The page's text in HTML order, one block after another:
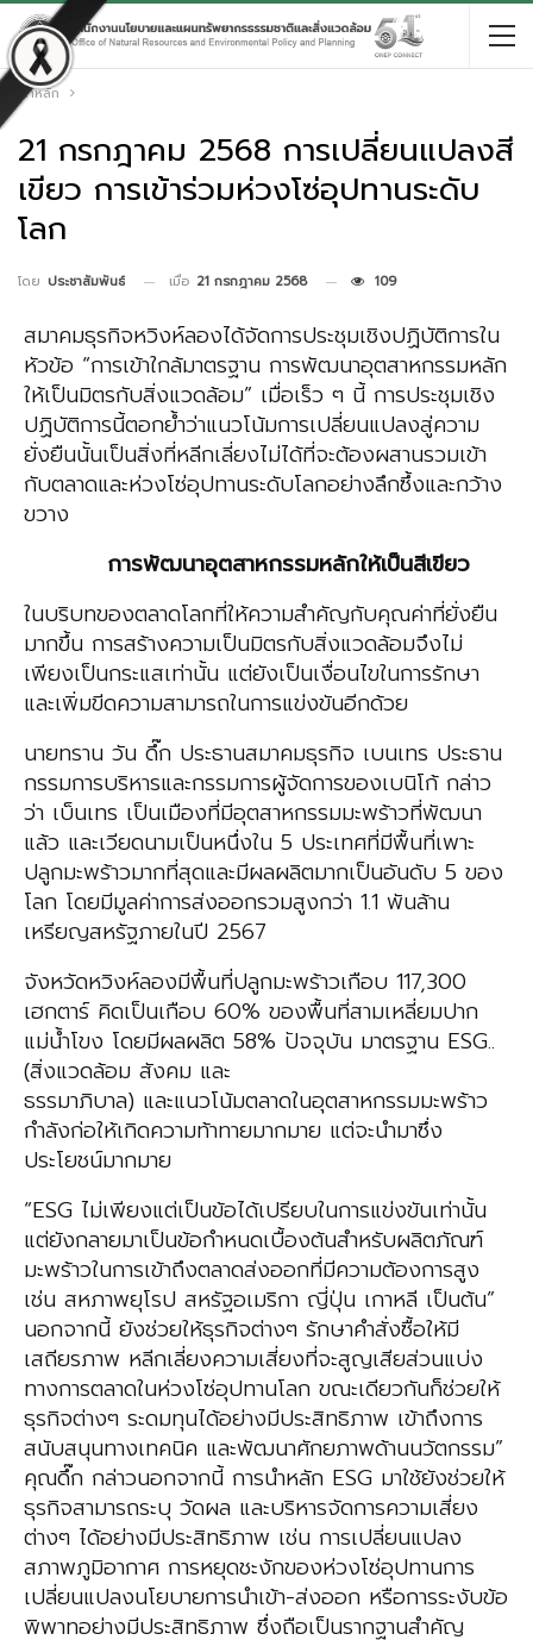
หน้าหลัก
21 กรกฎาคม 2568 การเปลี่ยนแปลงสี
เขียว การเข้าร่วมห่วงโซ่อุปทานระดับ
โลก
โดย ประชาสัมพันธ์ เมื่อ 21 กรกฎาคม 2568 109
สมาคมธุรกิจหวิงห์ลองได้จัดการประชุมเชิงปฏิบัติการใน
หัวข้อ “การเข้าใกล้มาตรฐาน การพัฒนาอุตสาหกรรมหลัก
ให้เป็นมิตรกับสิ่งแวดล้อม” เมื่อเร็ว ๆ นี้ การประชุมเชิง
ปฏิบัติการนี้ตอกย้ำว่าแนวโน้มการเปลี่ยนแปลงสู่ความ
ยั่งยืนนั้นเป็นสิ่งที่หลีกเลี่ยงไม่ได้ที่จะต้องผสานรวมเข้า
กับตลาดและห่วงโซ่อุปทานระดับโลกอย่างลึกซึ้งและกว้าง
ขวาง
การพัฒนาอุตสาหกรรมหลักให้เป็นสีเขียว
ในบริบทของตลาดโลกที่ให้ความสำคัญกับคุณค่าที่ยั่งยืน
มากขึ้น การสร้างความเป็นมิตรกับสิ่งแวดล้อมจึงไม่
เพียงเป็นกระแสเท่านั้น แต่ยังเป็นเงื่อนไขในการรักษา
และเพิ่มขีดความสามารถในการแข่งขันอีกด้วย
นายทราน วัน ดึ๊ก ประธานสมาคมธุรกิจ เบนเทร ประธาน
กรรมการบริหารและกรรมการผู้จัดการของเบนิโก้ กล่าว
ว่า เบ็นเทร เป็นเมืองที่มีอุตสาหกรรมมะพร้าวที่พัฒนา
แล้ว และเวียดนามเป็นหนึ่งใน 5 ประเทศที่มีพื้นที่เพาะ
ปลูกมะพร้าวมากที่สุดและมีผลผลิตมากเป็นอันดับ 5 ของ
โลก โดยมีมูลค่าการส่งออกรวมสูงกว่า 1.1 พันล้าน
เหรียญสหรัฐภายในปี 2567
จังหวัดหวิงห์ลองมีพื้นที่ปลูกมะพร้าวเกือบ 117,300
เฮกตาร์ คิดเป็นเกือบ 60% ของพื้นที่สามเหลี่ยมปาก
แม่น้ำโขง โดยมีผลผลิต 58% ปัจจุบัน มาตรฐาน ESG..
(สิ่งแวดล้อม สังคม และ
ธรรมาภิบาล) และแนวโน้มตลาดในอุตสาหกรรมมะพร้าว
กำลังก่อให้เกิดความท้าทายมากมาย แต่จะนำมาซึ่ง
ประโยชน์มากมาย
“ESG ไม่เพียงแต่เป็นข้อได้เปรียบในการแข่งขันเท่านั้น
แต่ยังกลายมาเป็นข้อกำหนดเบื้องต้นสำหรับผลิตภัณฑ์
มะพร้าวในการเข้าถึงตลาดส่งออกที่มีความต้องการสูง
เช่น สหภาพยุโรป สหรัฐอเมริกา ญี่ปุ่น เกาหลี เป็นต้น”
นอกจากนี้ ยังช่วยให้ธุรกิจต่างๆ รักษาคำสั่งซื้อให้มี
เสถียรภาพ หลีกเลี่ยงความเสี่ยงที่จะสูญเสียส่วนแบ่ง
ทางการตลาดในห่วงโซ่อุปทานโลก ขณะเดียวกันก็ช่วยให้
ธุรกิจต่างๆ ระดมทุนได้อย่างมีประสิทธิภาพ เข้าถึงการ
สนับสนุนทางเทคนิค และพัฒนาศักยภาพด้านนวัตกรรม”
คุณดึ๊ก กล่าวนอกจากนี้ การนำหลัก ESG มาใช้ยังช่วยให้
ธุรกิจสามารถระบุ วัดผล และบริหารจัดการความเสี่ยง
ต่างๆ ได้อย่างมีประสิทธิภาพ เช่น การเปลี่ยนแปลง
สภาพภูมิอากาศ การหยุดชะงักของห่วงโซ่อุปทานการ
เปลี่ยนแปลงนโยบายการนำเข้า-ส่งออก หรือการระงับข้อ
พิพาทอย่างมีประสิทธิภาพ ซึ่งถือเป็นรากฐานสำคัญ